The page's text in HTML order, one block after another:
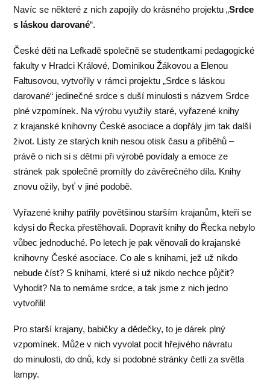
Navíc se některé z nich zapojily do krásného projektu „Srdce
s láskou darované“.
České děti na Lefkadě společně se studentkami pedagogické
fakulty v Hradci Králové, Dominikou Žákovou a Elenou
Faltusovou, vytvořily v rámci projektu „Srdce s láskou
darované“ jedinečné srdce s duší minulosti s názvem Srdce
plné vzpomínek. Na výrobu využily staré, vyřazené knihy
z krajanské knihovny České asociace a dopřály jim tak další
život. Listy ze starých knih nesou otisk času a příběhů –
právě o nich si s dětmi při výrobě povídaly a emoce ze
stránek pak společně promítly do závěrečného díla. Knihy
znovu ožily, byť v jiné podobě.
Vyřazené knihy patřily povětšinou starším krajanům, kteří se
kdysi do Řecka přestěhovali. Dopravit knihy do Řecka nebylo
vůbec jednoduché. Po letech je pak věnovali do krajanské
knihovny České asociace. Co ale s knihami, jež už nikdo
nebude číst? S knihami, které si už nikdo nechce půjčit?
Vyhodit? Na to nemáme srdce, a tak jsme z nich jedno
vytvořili!
Pro starší krajany, babičky a dědečky, to je dárek plný
vzpomínek. Může v nich vyvolat pocit hřejivého návratu
do minulosti, do dnů, kdy si podobné stránky četli za světla
lampy.